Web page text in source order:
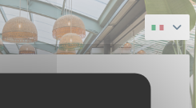
sui cookie
finestra))
nuova finestra))